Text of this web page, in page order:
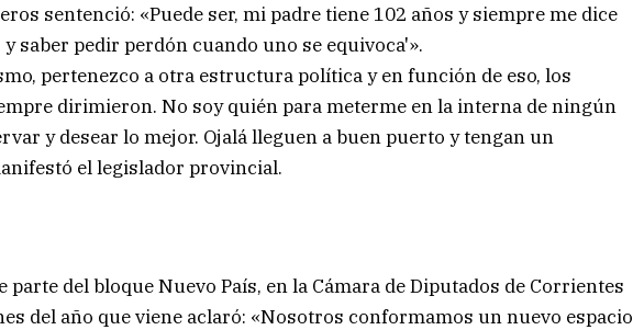
sentenció: «Puede ser, mi padre tiene 102 años y siempre me dice
saber pedir perdón cuando uno se equivoca'».
pertenezco a otra estructura política y en función de eso, los
dirimieron. No soy quién para meterme en la interna de ningún
y desear lo mejor. Ojalá lleguen a buen puerto y tengan un
el legislador provincial.
del bloque Nuevo País, en la Cámara de Diputados de Corrientes
del año que viene aclaró: «Nosotros conformamos un nuevo espacio